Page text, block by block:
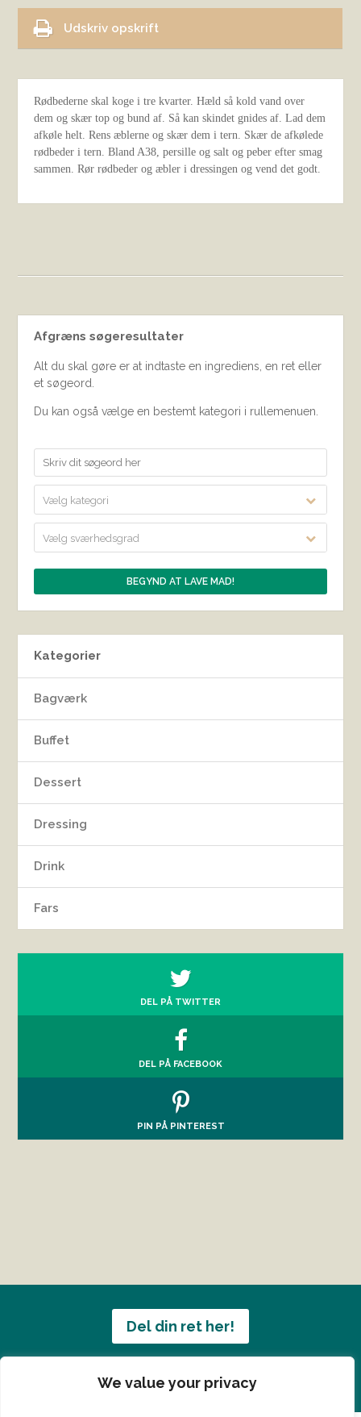
We value your privacy
Udskriv opskrift
Rødbederne skal koge i tre kvarter. Hæld så kold vand over
dem og skær top og bund af. Så kan skindet gnides af. Lad dem
afkøle helt. Rens æblerne og skær dem i tern. Skær de afkølede
rødbeder i tern. Bland A38, persille og salt og peber efter smag
sammen. Rør rødbeder og æbler i dressingen og vend det godt.
Afgræns søgeresultater
Alt du skal gøre er at indtaste en ingrediens, en ret eller
et søgeord.
Du kan også vælge en bestemt kategori i rullemenuen.
Vælg kategori
Vælg sværhedsgrad
Kategorier
Bagværk
Buffet
Dessert
Dressing
Drink
Fars
DEL PÅ TWITTER
DEL PÅ FACEBOOK
PIN PÅ PINTEREST
Del din ret her!
Har du en konge ret du vil dele?